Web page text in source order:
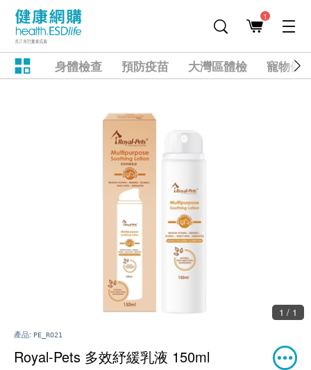
1
身體檢查 預防疫苗 大灣區體檢 寵物健
1 / 1
產品: PE_RO21
Royal-Pets 多效紓緩乳液 150ml